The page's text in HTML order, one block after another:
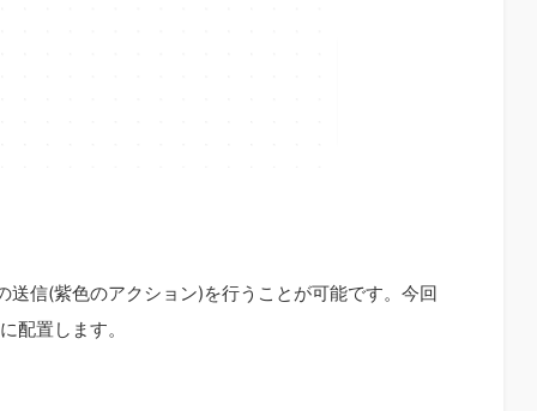
信(紫色のアクション)を行うことが可能です。今回
配置します。